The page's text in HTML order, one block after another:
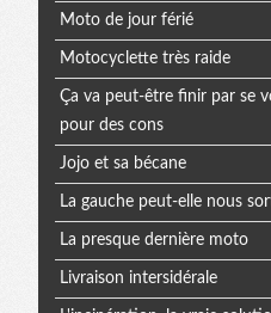
Moto de jour férié
Motocyclette très raide
Ça va peut-être finir par se
pour des cons
Jojo et sa bécane
La gauche peut-elle nous
La presque dernière moto
Livraison intersidérale